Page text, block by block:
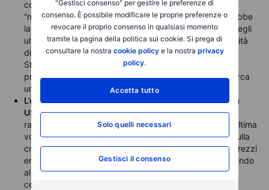
"Gestisci consenso" per gestire le preferenze di
consenso. È possibile modificare le proprie preferenze o
revocare il proprio consenso in qualsiasi momento
tramite la pagina della politica sui cookie. Si prega di
consultare la nostra cookie policye la nostra privacy
policy.
Accetta tutto
Solo quelli necessari
Gestisci il consenso
consentendo la prosecuzione di quelli che ha definito
“negoziati seri”. Secondo le notizie, nessuna nave avrebbe
lasciato il principale terminal di esportazione iraniano negli
ultimi 10 giorni, aumentando potenzialmente le possibilità
di un accordo. Nel complesso, il traffico attraverso lo
Stretto di Hormuz resta solo una frazione dei livelli
prebellici, nonostante questo passaggio rappresenti circa
un quinto dell’offerta globale di petrolio.
L’oro continua a mantenersi sopra il supporto di area
USD 4.500, con il prossimo livello chiave al ribasso
rappresentato dalla media mobile a 200 giorni, vista l’ultima
volta vicino a USD 4.355. I trader restano focalizzati sulla
crisi in Medio Oriente e sull’impatto inflazionistico dei prezzi
energetici persistentemente elevati, che stanno spingendo
al rialzo l’inflazione globale e costringendo le banche
centrali a spostare l’attenzione verso possibili rialzi dei